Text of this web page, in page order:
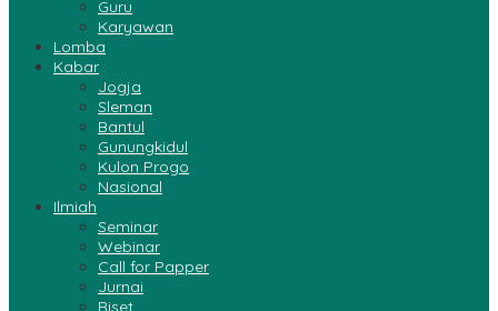
Guru
Karyawan
Lomba
Kabar
Jogja
Sleman
Bantul
Gunungkidul
Kulon Progo
Nasional
Ilmiah
Seminar
Webinar
Call for Papper
Jurnai
Riset